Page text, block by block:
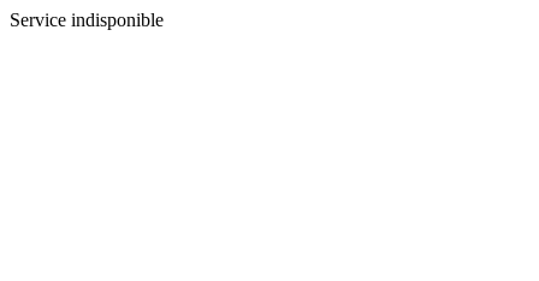
Service indisponible